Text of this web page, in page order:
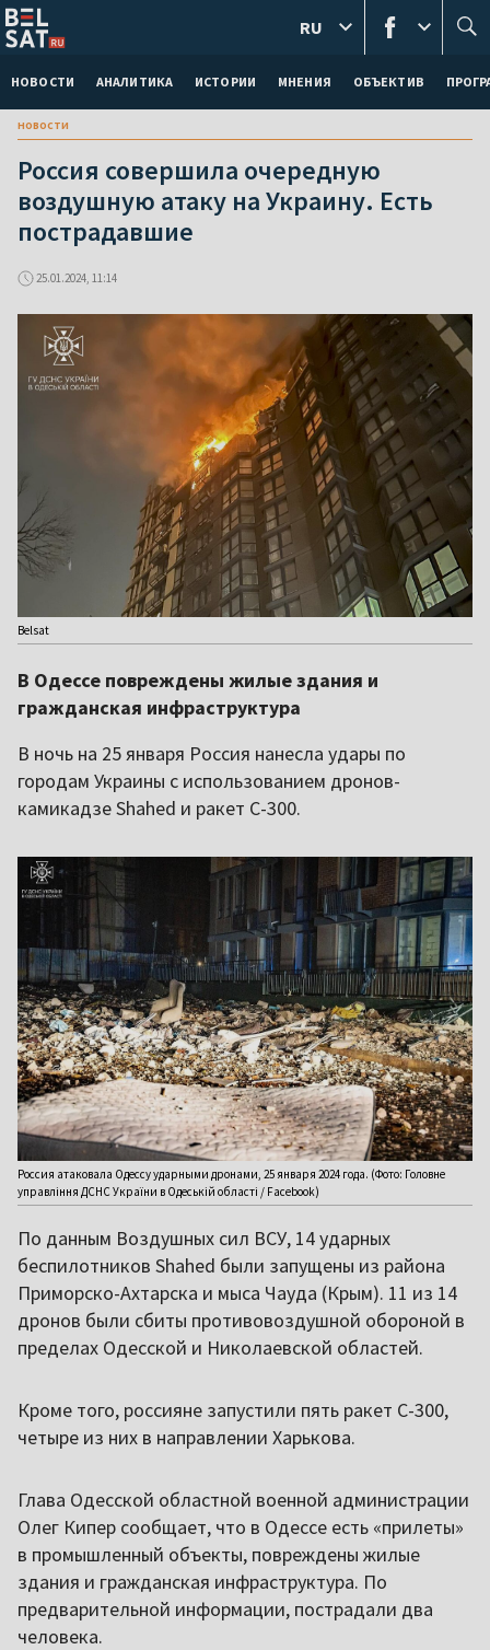
НОВОСТИ АНАЛИТИКА ИСТОРИИ МНЕНИЯ ОБЪЕКТИВ
RU
новости
Россия совершила очередную
воздушную атаку на Украину. Есть
пострадавшие
25.01.2024, 11:14
Belsat
В Одессе повреждены жилые здания и
гражданская инфраструктура
В ночь на 25 января Россия нанесла удары по
городам Украины с использованием дронов-
камикадзе Shahed и ракет С-300.
Россия атаковала Одессу ударными дронами, 25 января 2024 года. (Фото: Головне
управління ДСНС України в Одеській області / Facebook)
По данным Воздушных сил ВСУ, 14 ударных
беспилотников Shahed были запущены из района
Приморско-Ахтарска и мыса Чауда (Крым). 11 из 14
дронов были сбиты противовоздушной обороной в
пределах Одесской и Николаевской областей.
Кроме того, россияне запустили пять ракет С-300,
четыре из них в направлении Харькова.
Глава Одесской областной военной администрации
Олег Кипер сообщает, что в Одессе есть «прилеты»
в промышленный объекты, повреждены жилые
здания и гражданская инфраструктура. По
предварительной информации, пострадали два
человека.